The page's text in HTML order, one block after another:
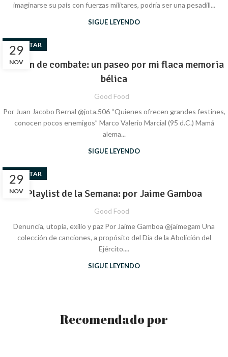
imaginarse su país con fuerzas militares, podría ser una pesadill...
SIGUE LEYENDO
29
NOV
BIENESTAR
Ración de combate: un paseo por mi flaca memoria
bélica
Good Food
Por Juan Jacobo Bernal @jota.506 “Quienes ofrecen grandes festines,
conocen pocos enemigos” Marco Valerio Marcial (95 d.C.) Mamá
alema...
SIGUE LEYENDO
29
NOV
BIENESTAR
Playlist de la Semana: por Jaime Gamboa
Good Food
Denuncia, utopía, exilio y paz Por Jaime Gamboa @jaimegam Una
colección de canciones, a propósito del Día de la Abolición del
Ejército....
SIGUE LEYENDO
Recomendado por